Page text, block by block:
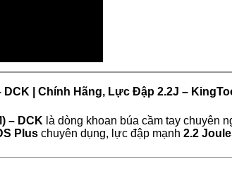
DCK | Chính Hãng, Lực Đập 2.2J –
– DCK là dòng khoan búa cầm tay chuyên
Plus chuyên dụng, lực đập mạnh 2.2